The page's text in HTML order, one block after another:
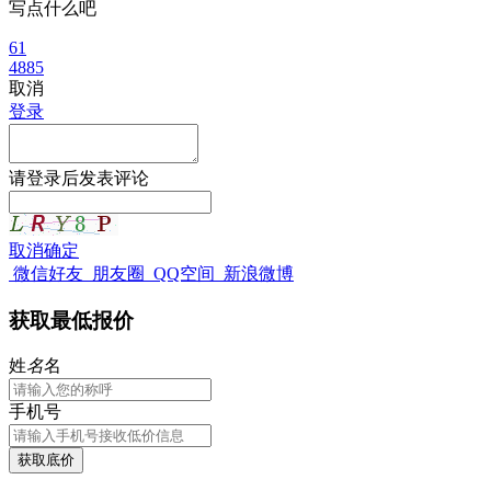
写点什么吧
61
4885
取消
登录
请登录后发表评论
取消确定
微信好友 朋友圈 QQ空间 新浪微博
获取最低报价
姓名名
手机号
获取底价